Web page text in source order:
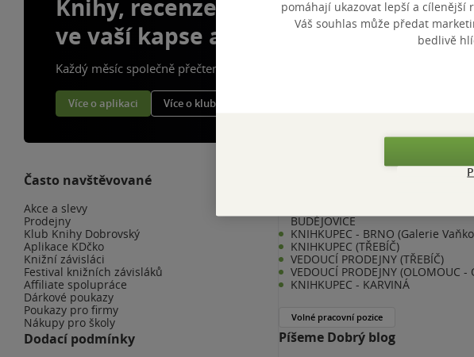
Knihy, recenze a klubové výhody
ve vaší kapse a naší appce KDčko
Každý měsíc společně přečteme tisíce knih
Více o aplikaci Více o klubu
Často navštěvované
Akce a slevy
Prodejny
Klub Knihy Dobrovský
Aplikace KDčko
Knižní závisláci
Festival knižních závisláků
Affiliate spolupráce
Dárkové poukazy
Poukazy pro firmy
Nákupy pro školy
Dodací podmínky
BUDĚJOVICE
KNIHKUPEC - BRNO (Galerie
KNIHKUPEC (TŘEBÍČ)
VEDOUCÍ PRODEJNY (TŘEBÍČ)
VEDOUCÍ PRODEJNY (OLOMOUC -
KNIHKUPEC - KARVINÁ
Volné pracovní pozice
Píšeme Dobrý blog
pomáhají ukazovat lepší a cílenější
Váš souhlas může předat
bedlivě